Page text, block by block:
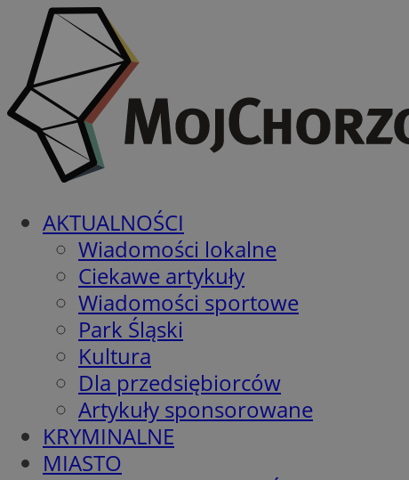
AKTUALNOŚCI
Wiadomości lokalne
Ciekawe artykuły
Wiadomości sportowe
Park Śląski
Kultura
Dla przedsiębiorców
Artykuły sponsorowane
KRYMINALNE
MIASTO